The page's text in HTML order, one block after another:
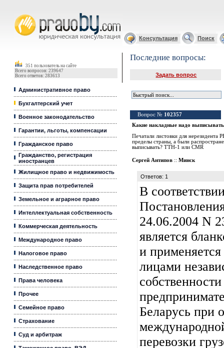
Консультация Поиск
351 пользователь на сайте
Всего вопросов: 239647
Всего ответов: 283613
Административное право
Бухгалтерский учет
Военное законодательство
Гарантии, льготы, компенсации
Гражданское право
Гражданство, регистрация
иностранцев
Жилищное право и недвижимость
Защита прав потребителей
Земельное и аграрное право
Интеллектуальная собственность
Коммерческая деятельность
Международное право
Налоговое право
Наследственное право
Права человека
Прочее
Семейное право
Страхование
Суд и арбитраж
Последние вопросы:
Задать вопрос
Вопрос № 102357
Какие накладные надо выписывать
Печатали листовки для нерезидента
пределы страны, а были
выписывать? ТТН-1 или CMR
Сергей Антипов :: Минск
Ответов: 1
В
24.06.2004 N
является
и
лицами
Беларусь при
перевозки